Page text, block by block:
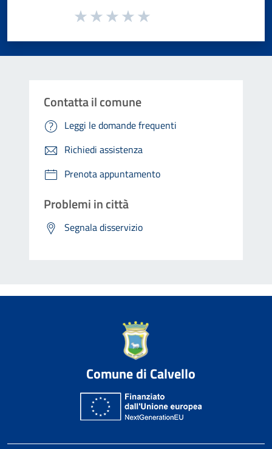
Valuta da 1 a 5 stelle la pagina
Contatta il comune
Leggi le domande frequenti
Richiedi assistenza
Prenota appuntamento
Problemi in città
Segnala disservizio
Comune di Calvello